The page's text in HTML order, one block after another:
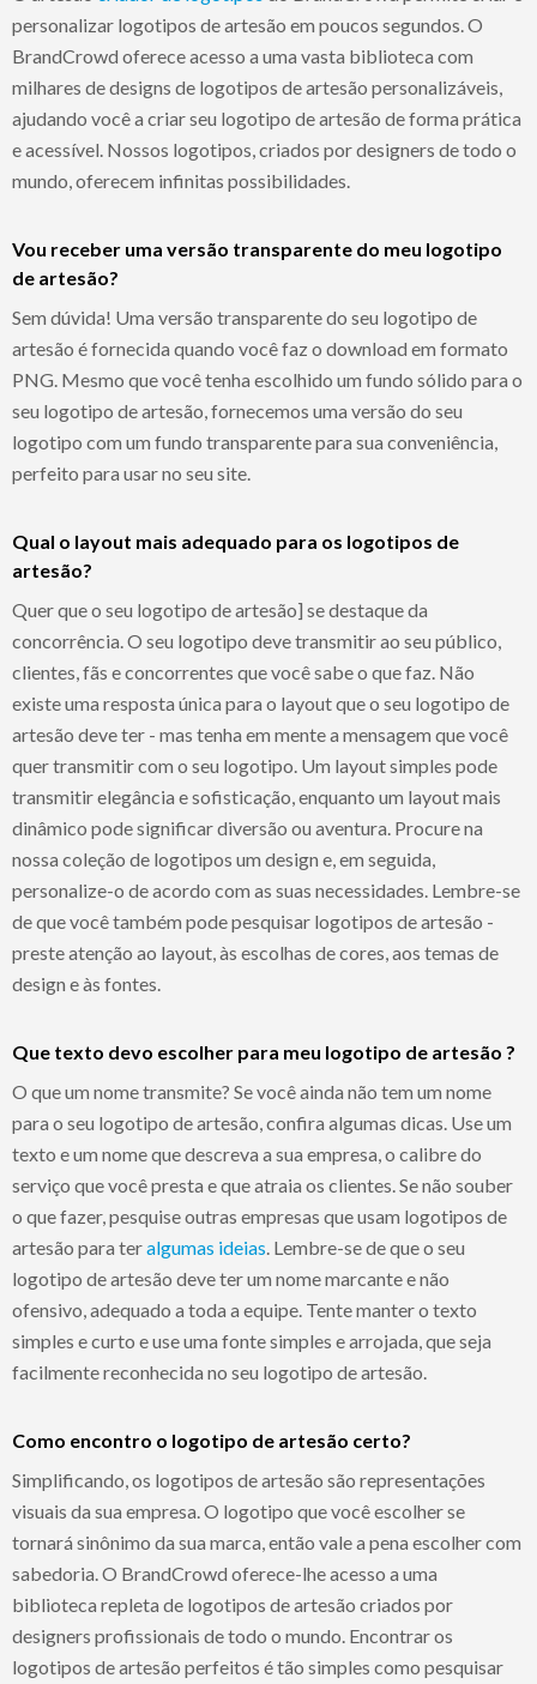
personalizar logotipos de artesão em poucos segundos. O
BrandCrowd oferece acesso a uma vasta biblioteca com
milhares de designs de logotipos de artesão personalizáveis,
ajudando você a criar seu logotipo de artesão de forma prática
e acessível. Nossos logotipos, criados por designers de todo o
mundo, oferecem infinitas possibilidades.
Vou receber uma versão transparente do meu logotipo
de artesão?
Sem dúvida! Uma versão transparente do seu logotipo de
artesão é fornecida quando você faz o download em formato
PNG. Mesmo que você tenha escolhido um fundo sólido para o
seu logotipo de artesão, fornecemos uma versão do seu
logotipo com um fundo transparente para sua conveniência,
perfeito para usar no seu site.
Qual o layout mais adequado para os logotipos de
artesão?
Quer que o seu logotipo de artesão] se destaque da
concorrência. O seu logotipo deve transmitir ao seu público,
clientes, fãs e concorrentes que você sabe o que faz. Não
existe uma resposta única para o layout que o seu logotipo de
artesão deve ter - mas tenha em mente a mensagem que você
quer transmitir com o seu logotipo. Um layout simples pode
transmitir elegância e sofisticação, enquanto um layout mais
dinâmico pode significar diversão ou aventura. Procure na
nossa coleção de logotipos um design e, em seguida,
personalize-o de acordo com as suas necessidades. Lembre-se
de que você também pode pesquisar logotipos de artesão -
preste atenção ao layout, às escolhas de cores, aos temas de
design e às fontes.
Que texto devo escolher para meu logotipo de artesão ?
O que um nome transmite? Se você ainda não tem um nome
para o seu logotipo de artesão, confira algumas dicas. Use um
texto e um nome que descreva a sua empresa, o calibre do
serviço que você presta e que atraia os clientes. Se não souber
o que fazer, pesquise outras empresas que usam logotipos de
artesão para teralgumas ideias . Lembre-se de que o seu
logotipo de artesão deve ter um nome marcante e não
ofensivo, adequado a toda a equipe. Tente manter o texto
simples e curto e use uma fonte simples e arrojada, que seja
facilmente reconhecida no seu logotipo de artesão.
Como encontro o logotipo de artesão certo?
Simplificando, os logotipos de artesão são representações
visuais da sua empresa. O logotipo que você escolher se
tornará sinônimo da sua marca, então vale a pena escolher com
sabedoria. O BrandCrowd oferece-lhe acesso a uma
biblioteca repleta de logotipos de artesão criados por
designers profissionais de todo o mundo. Encontrar os
logotipos de artesão perfeitos é tão simples como pesquisar